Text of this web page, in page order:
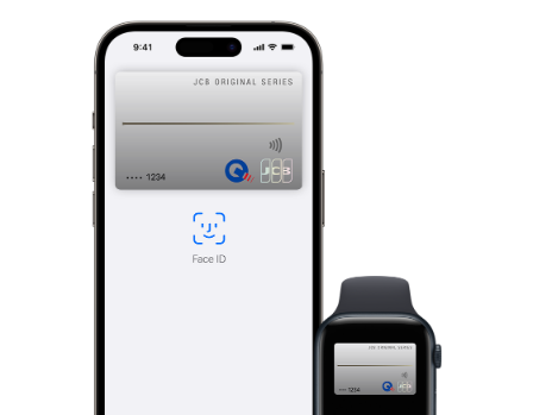
カードローン
ギフトカードなど